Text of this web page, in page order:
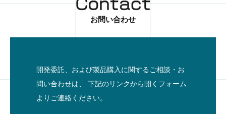
お問い合わせ
開発委託、および製品購入に関するご相談・お
問い合わせは、
下記のリンクから開くフォーム
よりご連絡ください。